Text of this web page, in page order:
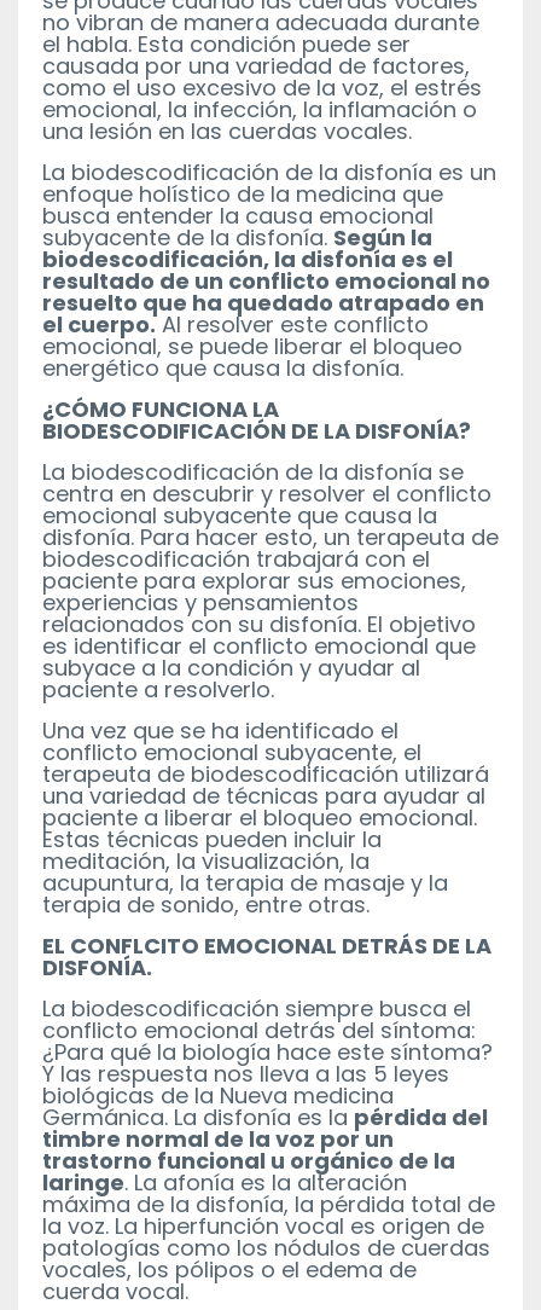
no vibran de manera adecuada durante
el habla. Esta condición puede ser
causada por una variedad de factores,
como el uso excesivo de la voz, el estrés
emocional, la infección, la inflamación o
una lesión en las cuerdas vocales.
La biodescodificación de la disfonía es un
enfoque holístico de la medicina que
busca entender la causa emocional
subyacente de la disfonía. Según la
biodescodificación, la disfonía es el
resultado de un conflicto emocional no
resuelto que ha quedado atrapado en
el cuerpo.Al resolver este conflicto
emocional, se puede liberar el bloqueo
energético que causa la disfonía.
¿CÓMO FUNCIONA LA
BIODESCODIFICACIÓN DE LA DISFONÍA?
La biodescodificación de la disfonía se
centra en descubrir y resolver el conflicto
emocional subyacente que causa la
disfonía. Para hacer esto, un terapeuta de
biodescodificación trabajará con el
paciente para explorar sus emociones,
experiencias y pensamientos
relacionados con su disfonía. El objetivo
es identificar el conflicto emocional que
subyace a la condición y ayudar al
paciente a resolverlo.
Una vez que se ha identificado el
conflicto emocional subyacente, el
terapeuta de biodescodificación utilizará
una variedad de técnicas para ayudar al
paciente a liberar el bloqueo emocional.
Estas técnicas pueden incluir la
meditación, la visualización, la
acupuntura, la terapia de masaje y la
terapia de sonido, entre otras.
EL CONFLCITO EMOCIONAL DETRÁS DE LA
DISFONÍA.
La biodescodificación siempre busca el
conflicto emocional detrás del síntoma:
¿Para qué la biología hace este síntoma?
Y las respuesta nos lleva a las 5 leyes
biológicas de la Nueva medicina
Germánica. La disfonía es la pérdida del
timbre normal de la voz por un
trastorno funcional u orgánico de la
laringe. La afonía es la alteración
máxima de la disfonía, la pérdida total de
la voz. La hiperfunción vocal es origen de
patologías como los nódulos de cuerdas
vocales, los pólipos o el edema de
cuerda vocal.